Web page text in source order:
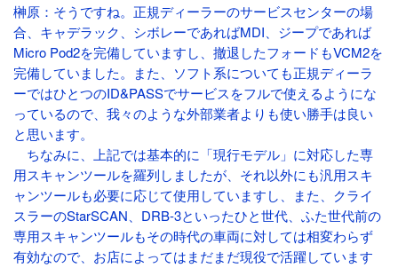
榊原：そうですね。正規ディーラーのサービスセンターの場
合、キャデラック、シボレーであればMDI、ジープであれば
Micro Pod2を完備していますし、撤退したフォードもVCM2を
完備していました。また、ソフト系についても正規ディーラ
ーではひとつのID&PASSでサービスをフルで使えるようにな
っているので、我々のような外部業者よりも使い勝手は良い
と思います。
ちなみに、上記では基本的に「現行モデル」に対応した専
用スキャンツールを羅列しましたが、それ以外にも汎用スキ
ャンツールも必要に応じて使用していますし、また、クライ
スラーのStarSCAN、DRB-3といったひと世代、ふた世代前の
専用スキャンツールもその時代の車両に対しては相変わらず
有効なので、お店によってはまだまだ現役で活躍しています